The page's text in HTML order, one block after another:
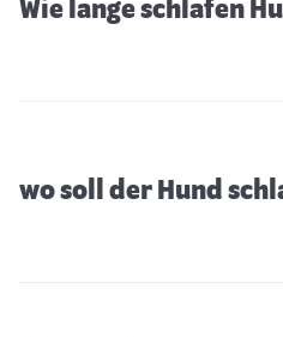
Wie lange schlafen
wo soll der Hund